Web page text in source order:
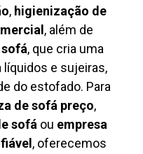
, higienização de
, além de
, que cria uma
e sujeiras,
do estofado. Para
de sofá preço,
sofáou empresa
, oferecemos